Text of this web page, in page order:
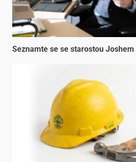
Seznamte se se starostou